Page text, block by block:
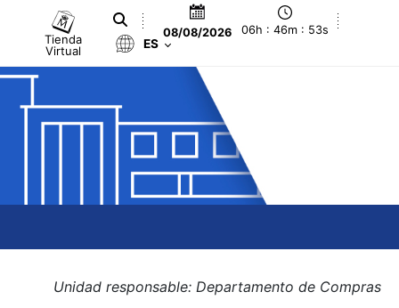
Tienda
Virtual
08/08/2026 06h : 46m : 53s
ES
Unidad responsable: Departamento de Compras